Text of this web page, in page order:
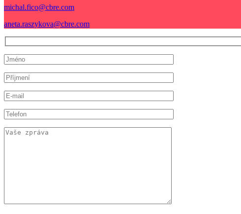
michal.fico@cbre.com
aneta.raszykova@cbre.com